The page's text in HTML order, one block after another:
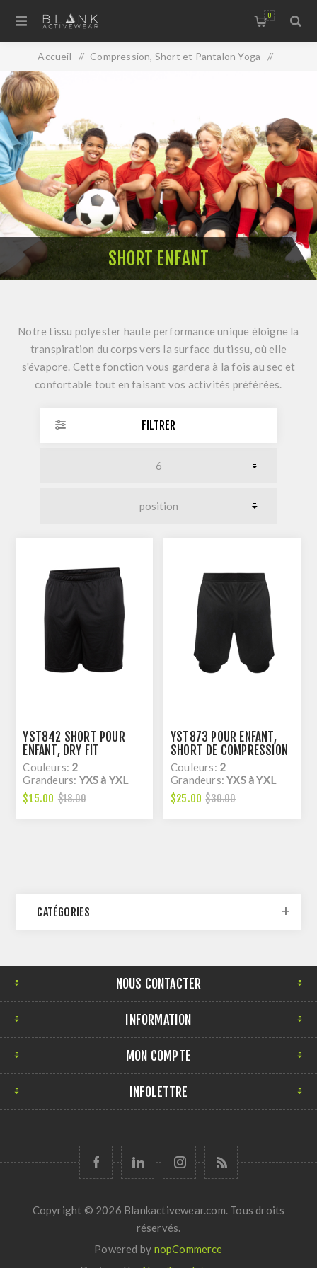
0
Accueil / Compression, Short et Pantalon Yoga /
SHORT ENFANT
Notre tissu polyester haute performance unique éloigne la
transpiration du corps vers la surface du tissu, où elle
s'évapore. Cette fonction vous gardera à la fois au sec et
confortable tout en faisant vos activités préférées.
FILTRER
YST842 SHORT POUR
ENFANT, DRY FIT
Couleurs: 2
Grandeurs: YXS à YXL
$15.00 $18.00
YST873 POUR ENFANT,
SHORT DE COMPRESSION
2 EN 1, DRY FIT
Couleurs: 2
Grandeurs:YXS à YXL
$25.00 $30.00
CATÉGORIES
NOUS CONTACTER
INFORMATION
MON COMPTE
INFOLETTRE
Copyright © 2026 Blankactivewear.com. Tous droits
réservés.
Powered by nopCommerce